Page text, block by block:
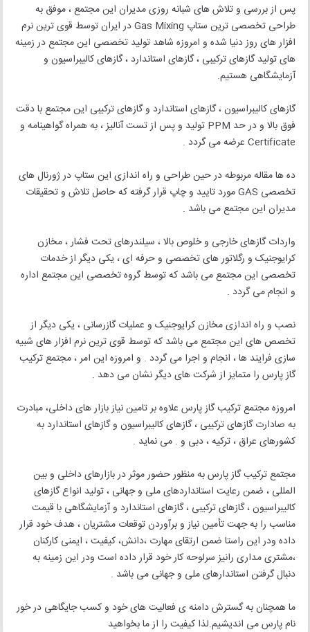
پس از بررسی و تلاش های شبانه روزی مدیران این مجتمع ، موفق به
طراحی تخصصی ترین ستاپ Gas Mixing در ایران توسط قوی ترین نرم
افزار های روز دنیا شده و امروزه شاهد تولید تخصصی این مجتمع در زمینه
های تولید گازهای ترکیبی ، گازهای استاندارد ، گازهای کالیبراسیون و
آزمایشگاهی هستیم.
گازهای کالیبراسیون ، گازهای استاندارد و گازهای ترکیبی این مجتمع با دقت
فوق بالا و در حد PPM تولید و پس از تست آنالیز ، به همراه گواهینامه و
Certificate عرضه می گردد .
ده ها مقاله مربوطه در حین طراحی و راه اندازی این ستاپ در ژورنال های
تخصصی GAS مورد تایید و چاپ قرار گرفته که حاصل تلاش و تحقیقات
مدیران این مجتمع می باشد .
واردات گازهای خارجی و خلوص بالا ، سیلندرهای تحت فشار ، مخازن
کرایوجنیک و رگلاتور های تخصصی و حرفه ای ، یکی دیگر از خدمات
تخصصی این مجتمع می باشد که توسط گروه تخصصی این مجتمع اداره
و انجام می گردد .
نصب و راه اندازی مخازن کرایوجنیک و عملیات گازرسانی ، یکی دیگر از
تخصص های این مجتمع می باشد که توسط قوی ترین نرم افزار های شبیه
سازی فرایند ها ، انجام و اجرا می گردد . و امروزه این امر ، مجتمع ترکیب
گاز پارس را متمایز از شرکت های دیگر نشان می دهد .
امروزه مجتمع ترکیب گاز پارس علاوه بر تامین نیاز بازار های داخلی، مبادرت
به صادارت گازهای ترکیبی ، گازهای کالیبراسیون و گازهای استاندارد به
کشورهای عراق ، ترکیه ، دبی و . می نماید .
مجتمع ترکیب گاز پارس به منظور حضور موثر در بازارهای داخلی و بین
المللی ، ضمن رعایت استانداردهای ملی و جهانی ، تولید انواع گازهای
کالیبراسیون ، گازهای ترکیبی ، گازهای استاندارد و آزمایشگاهی با قیمت
مناسب را به جهت تأمین نیاز و برآوردن توقعات مشتریان ، هدف خود قرار
داده ودر این راستا ضمن ارتقای مهارت ،دانش، کیفیت ، ایمنی کارکنان
،مشتری مداری رانیز سرلوحه کار خود قرار داده است ودر این زمینه به
دنبال گرفتن استاندارهای ملی و جهانی می باشد .
ما همچنان به گسترش دامنه ی فعالیت های خود و کسب جایگاهی در خور
نام پارس می اندیشیم.لذا کیفیت را از ما بخواهید